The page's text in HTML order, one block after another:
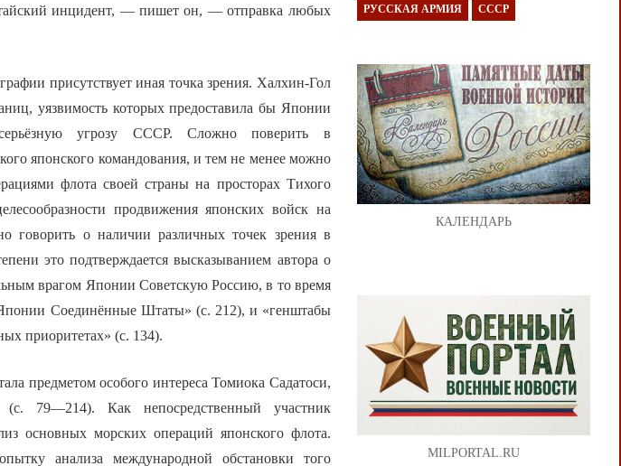
инцидент, — пишет он, — отправка любых
присутствует иная точка зрения. Халхин-Гол
уязвимость которых предоставила бы Японии
угрозу СССР. Сложно поверить в
японского командования, и тем не менее можно
флота своей страны на просторах Тихого
продвижения японских войск на
говорить о наличии различных точек зрения в
это подтверждается высказыванием автора о
врагом Японии Советскую Россию, в то время
Японии Соединённые Штаты» (с. 212), и «генштабы
приоритетах» (с. 134).
предметом особого интереса Томиока Садатоси,
79—214). Как непосредственный участник
основных морских операций японского флота.
анализа международной обстановки того
РУССКАЯ АРМИЯ СССР
КАЛЕНДАРЬ
MILPORTAL.RU